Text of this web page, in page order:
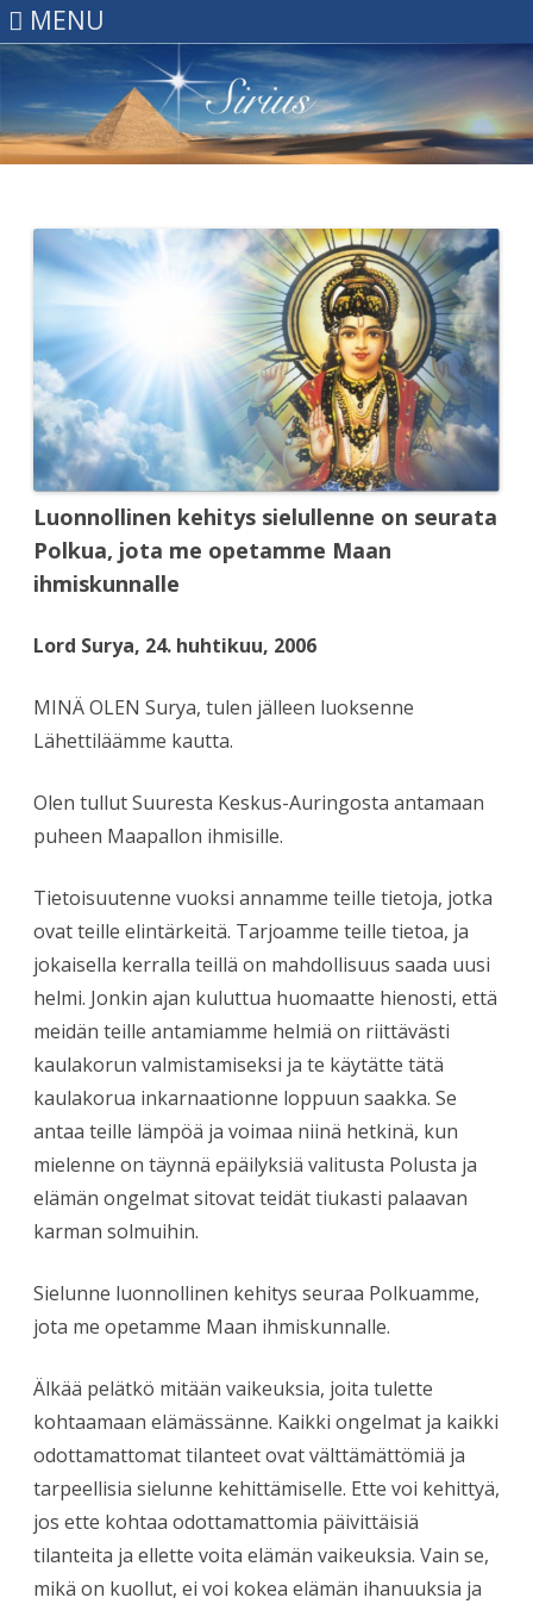
MENU
Luonnollinen kehitys sielullenne on seurata
Polkua, jota me opetamme Maan
ihmiskunnalle
Lord Surya, 24. huhtikuu, 2006
MINÄ OLEN Surya, tulen jälleen luoksenne
Lähettiläämme kautta.
Olen tullut Suuresta Keskus-Auringosta antamaan
puheen Maapallon ihmisille.
Tietoisuutenne vuoksi annamme teille tietoja, jotka
ovat teille elintärkeitä. Tarjoamme teille tietoa, ja
jokaisella kerralla teillä on mahdollisuus saada uusi
helmi. Jonkin ajan kuluttua huomaatte hienosti, että
meidän teille antamiamme helmiä on riittävästi
kaulakorun valmistamiseksi ja te käytätte tätä
kaulakorua inkarnaationne loppuun saakka. Se
antaa teille lämpöä ja voimaa niinä hetkinä, kun
mielenne on täynnä epäilyksiä valitusta Polusta ja
elämän ongelmat sitovat teidät tiukasti palaavan
karman solmuihin.
Sielunne luonnollinen kehitys seuraa Polkuamme,
jota me opetamme Maan ihmiskunnalle.
Älkää pelätkö mitään vaikeuksia, joita tulette
kohtaamaan elämässänne. Kaikki ongelmat ja kaikki
odottamattomat tilanteet ovat välttämättömiä ja
tarpeellisia sielunne kehittämiselle. Ette voi kehittyä,
jos ette kohtaa odottamattomia päivittäisiä
tilanteita ja ellette voita elämän vaikeuksia. Vain se,
mikä on kuollut, ei voi kokea elämän ihanuuksia ja